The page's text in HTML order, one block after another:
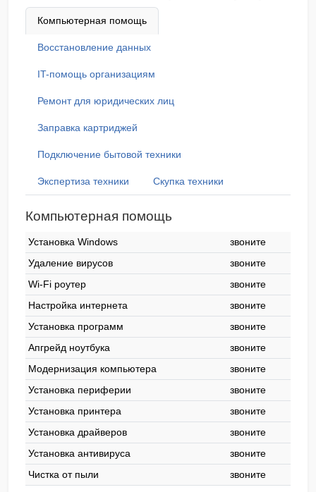
Компьютерная помощь
Восстановление данных
IT-помощь организациям
Ремонт для юридических лиц
Заправка картриджей
Подключение бытовой техники
Экспертиза техники Скупка техники
Компьютерная помощь
Установка Windows
звоните
Удаление вирусов
звоните
Wi-Fi роутер
звоните
Настройка интернета
звоните
Установка программ
звоните
Апгрейд ноутбука
звоните
Модернизация компьютера
звоните
Установка периферии
звоните
Установка принтера
звоните
Установка драйверов
звоните
Установка антивируса
звоните
Чистка от пыли
звоните